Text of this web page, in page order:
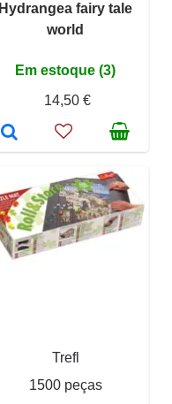
Hydrangea fairy tale
world
Em estoque (3)
14,50 €
Trefl
1500 peças